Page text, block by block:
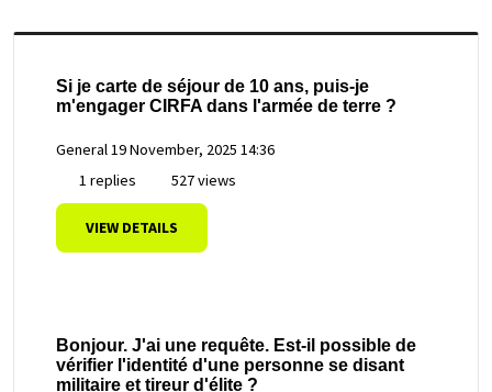
Si je carte de séjour de 10 ans, puis-je
m'engager CIRFA dans l'armée de terre ?
General19 November, 2025 14:36
1 replies
527 views
VIEW DETAILS
Bonjour. J'ai une requête. Est-il possible de
vérifier l'identité d'une personne se disant
militaire et tireur d'élite ?